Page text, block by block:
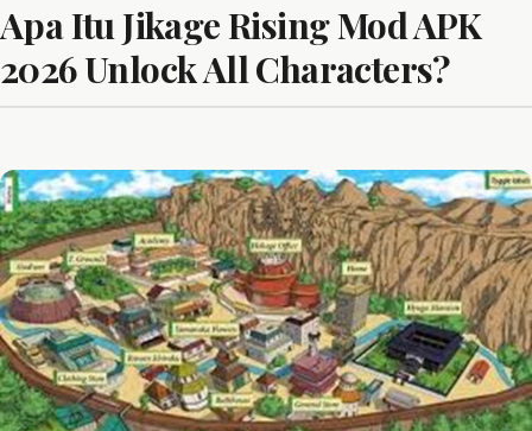
Apa Itu Jikage Rising Mod APK
2026 Unlock All Characters?